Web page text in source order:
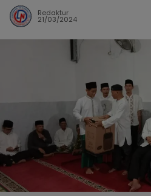
Redaktur
21/03/2024